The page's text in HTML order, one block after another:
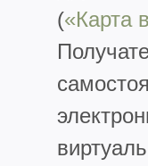
(«Карта